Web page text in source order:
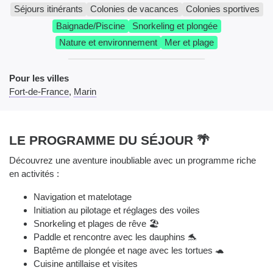
Séjours itinérants Colonies de vacances
Colonies sportives
Baignade/Piscine
Snorkeling et plongée
Nature et environnement
Mer et plage
Pour les villes
Fort-de-France, Marin
LE PROGRAMME DU SÉJOUR 🌴
Découvrez une aventure inoubliable avec un programme riche
en activités :
Navigation et matelotage
Initiation au pilotage et réglages des voiles
Snorkeling et plages de rêve 🏖️
Paddle et rencontre avec les dauphins 🐬
Baptême de plongée et nage avec les tortues 🐢
Cuisine antillaise et visites